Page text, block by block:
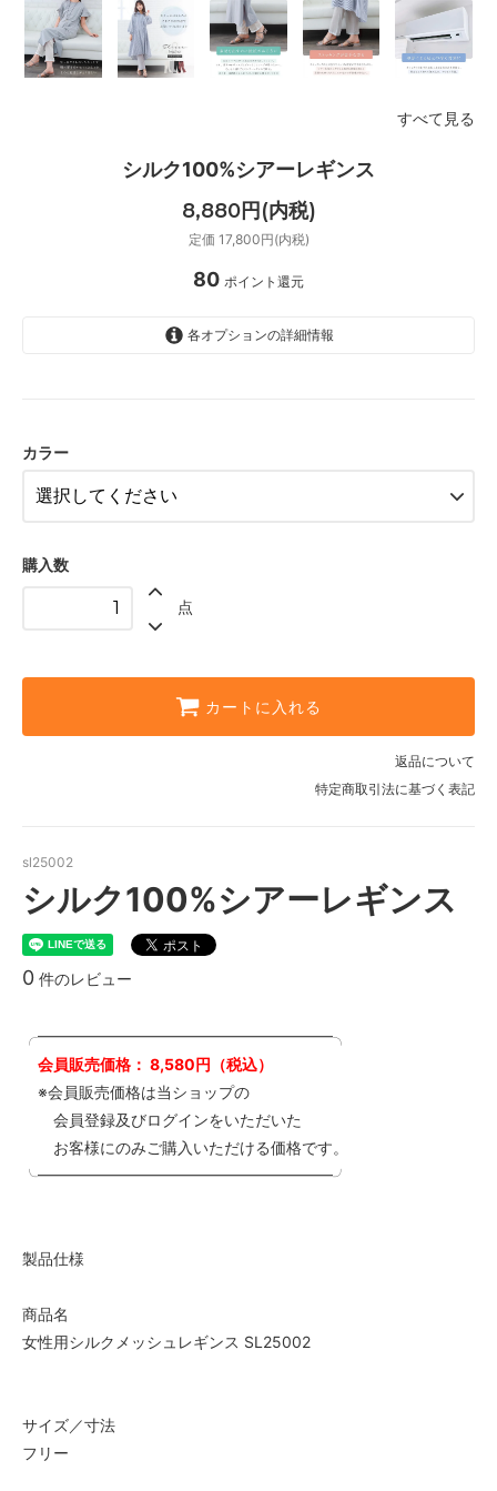
すべて見る
シルク100%シアーレギンス
8,880円(内税)
定価 17,800円(内税)
80 ポイント還元
各オプションの詳細情報
カラー
購入数
点
カートに入れる
返品について
特定商取引法に基づく表記
sl25002
シルク100%シアーレギンス
0 件のレビュー
╭━━━━━━━━━━━━━━━━━━━╮
会員販売価格： 8,580円（税込）
※会員販売価格は当ショップの
会員登録及びログインをいただいた
お客様にのみご購入いただける価格です。
╰━━━━━━━━━━━━━━━━━━━╯
製品仕様
商品名
女性用シルクメッシュレギンス SL25002
サイズ／寸法
フリー